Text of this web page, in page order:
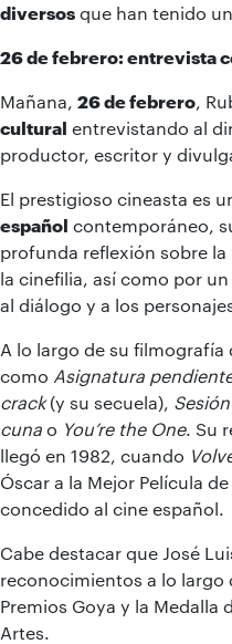
diversos que han tenido
26 de febrero: entrevista
Mañana, 26 de febrero,
cultural entrevistando al
productor, escritor y
El prestigioso cineasta es
español contemporáneo,
profunda reflexión sobre
la cinefilia, así como por
al diálogo y a los
A lo largo de su filmografía
como Asignatura
crack(y su secuela),
cuna o You’re the One. Su
llegó en 1982, cuando
Óscar a la Mejor Película
concedido al cine español.
Cabe destacar que José
reconocimientos a lo largo
Premios Goya y la Medalla
Artes.